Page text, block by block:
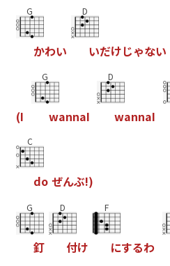
G
かわい
D
いだけじゃない
(I
G
wannaI
D
wannaI
C
do ぜんぶ!)
G
釘
D
付け
F
にするわ